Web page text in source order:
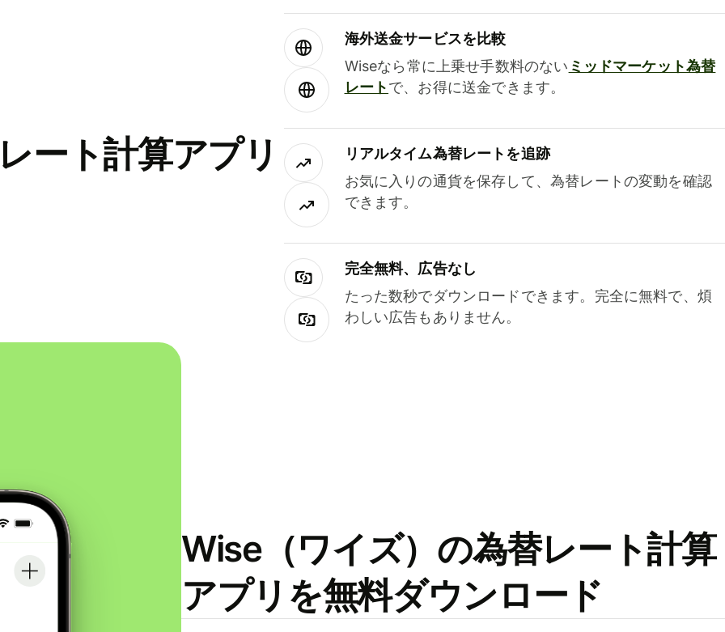
ート計算アプリ
海外送金サービスを比較
Wiseなら常に上乗せ手数料のない ミッドマーケット為替
レートで、お得に送金できます。
リアルタイム為替レートを追跡
お気に入りの通貨を保存して、為替レートの変動を確認
できます。
完全無料、広告なし
たった数秒でダウンロードできます。完全に無料で、煩
わしい広告もありません。
Wise（ワイズ）の為替レート計算
アプリを無料ダウンロード